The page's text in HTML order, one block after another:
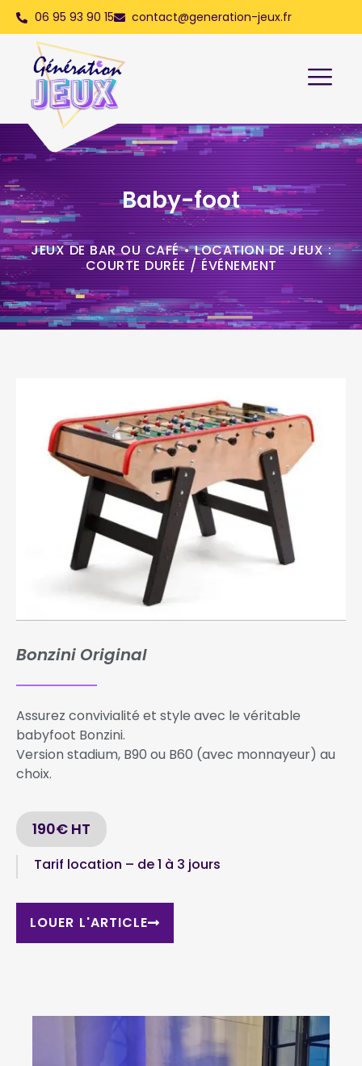
06 95 93 90 15 contact@generation-jeux.fr
Baby-foot
JEUX DE BAR OU CAFÉ•LOCATION DE JEUX :
COURTE DURÉE / ÉVÉNEMENT
Bonzini Original
Assurez convivialité et style avec le véritable
babyfoot Bonzini.
Version stadium, B90 ou B60 (avec monnayeur) au
choix.
190€ HT
Tarif location – de 1 à 3 jours
LOUER L'ARTICLE